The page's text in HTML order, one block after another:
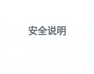
安全说明